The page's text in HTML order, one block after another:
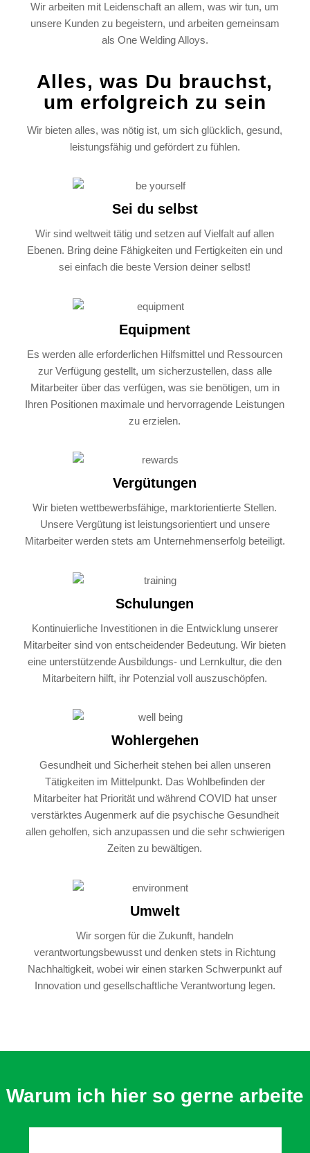
Wir arbeiten mit Leidenschaft an allem, was wir tun, um
unsere Kunden zu begeistern, und arbeiten gemeinsam
als One Welding Alloys.
Alles, was Du brauchst,
um erfolgreich zu sein
Wir bieten alles, was nötig ist, um sich glücklich, gesund,
leistungsfähig und gefördert zu fühlen.
Sei du selbst
Wir sind weltweit tätig und setzen auf Vielfalt auf allen
Ebenen. Bring deine Fähigkeiten und Fertigkeiten ein und
sei einfach die beste Version deiner selbst!
Equipment
Es werden alle erforderlichen Hilfsmittel und Ressourcen
zur Verfügung gestellt, um sicherzustellen, dass alle
Mitarbeiter über das verfügen, was sie benötigen, um in
Ihren Positionen maximale und hervorragende Leistungen
zu erzielen.
Vergütungen
Wir bieten wettbewerbsfähige, marktorientierte Stellen.
Unsere Vergütung ist leistungsorientiert und unsere
Mitarbeiter werden stets am Unternehmenserfolg beteiligt.
Schulungen
Kontinuierliche Investitionen in die Entwicklung unserer
Mitarbeiter sind von entscheidender Bedeutung. Wir bieten
eine unterstützende Ausbildungs- und Lernkultur, die den
Mitarbeitern hilft, ihr Potenzial voll auszuschöpfen.
Wohlergehen
Gesundheit und Sicherheit stehen bei allen unseren
Tätigkeiten im Mittelpunkt. Das Wohlbefinden der
Mitarbeiter hat Priorität und während COVID hat unser
verstärktes Augenmerk auf die psychische Gesundheit
allen geholfen, sich anzupassen und die sehr schwierigen
Zeiten zu bewältigen.
Umwelt
Wir sorgen für die Zukunft, handeln
verantwortungsbewusst und denken stets in Richtung
Nachhaltigkeit, wobei wir einen starken Schwerpunkt auf
Innovation und gesellschaftliche Verantwortung legen.
Warum ich hier so gerne arbeite